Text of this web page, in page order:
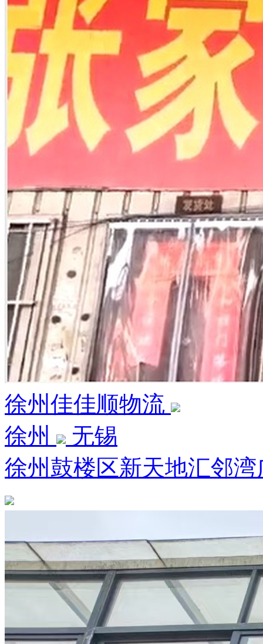
徐州佳佳顺物流
徐州
无锡
徐州鼓楼区新天地汇邻湾